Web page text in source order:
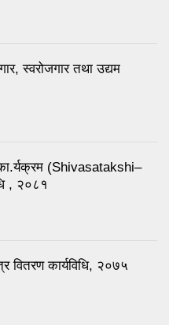
स्वरोजगार तथा उद्यम
का.र्यक्रम (Shivasatakshi–
, २०८१
वितरण कार्यविधि, २०७५